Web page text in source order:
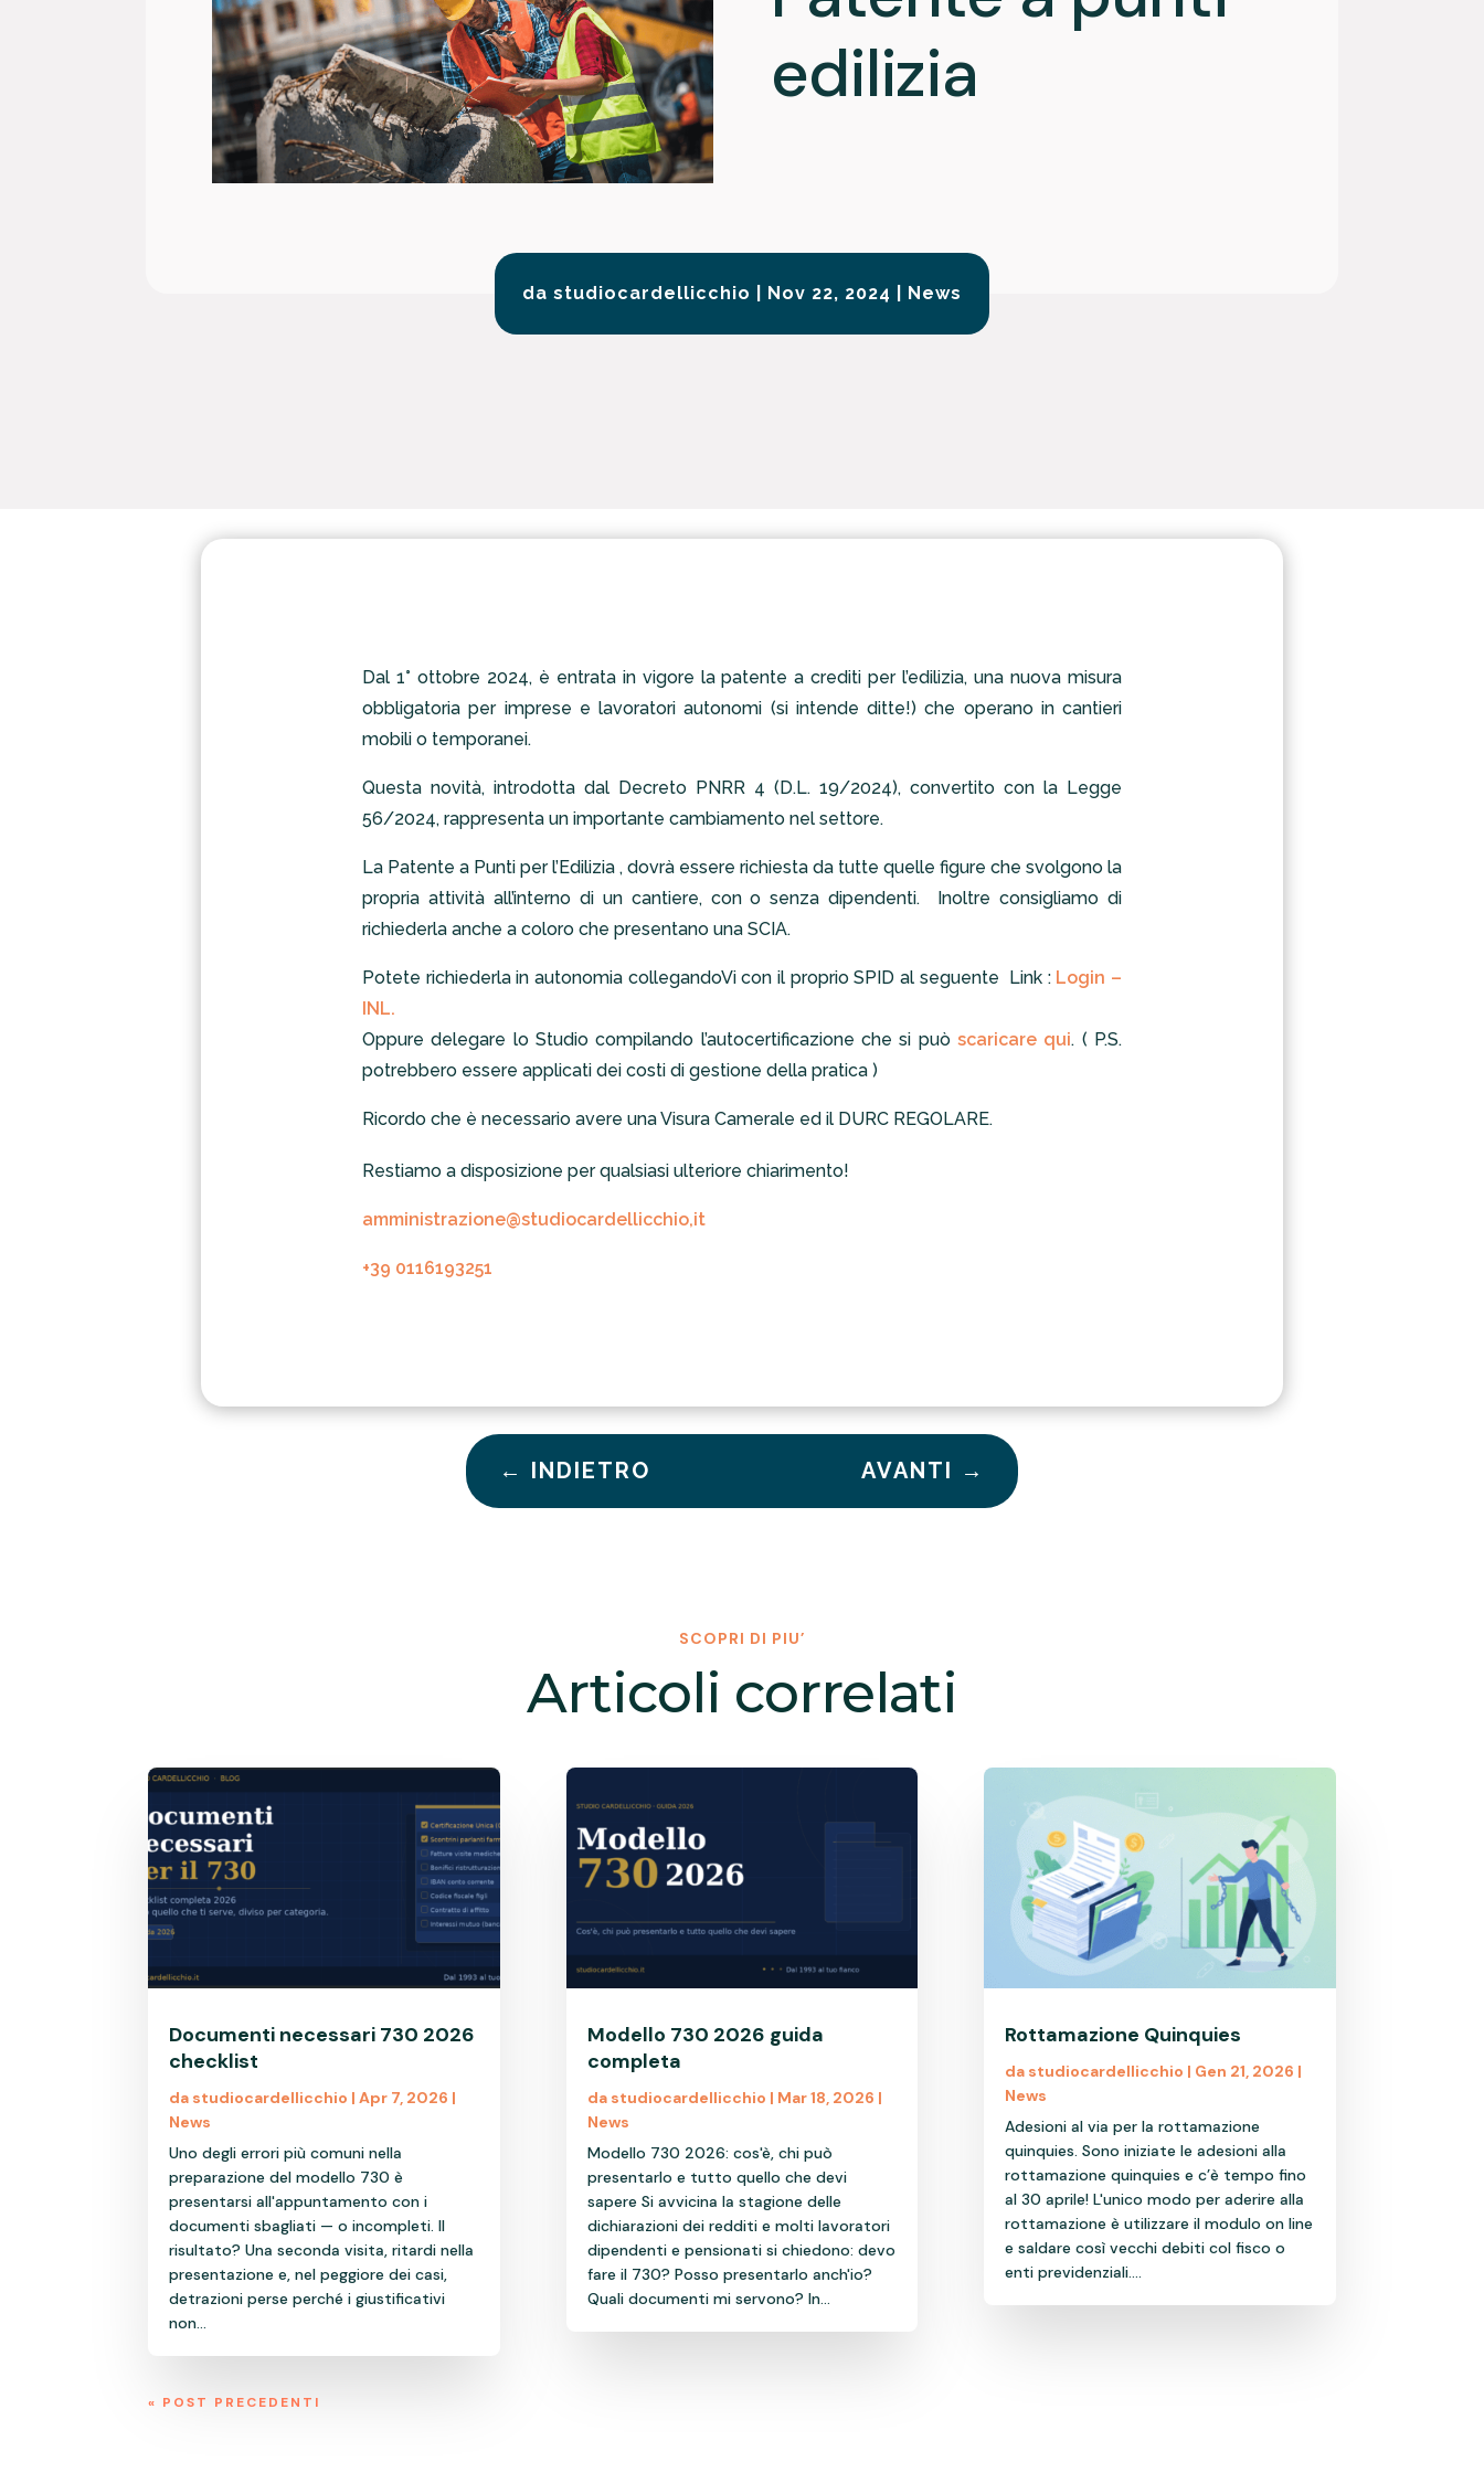
edilizia
da studiocardellicchio Nov 22, 2024 News
Dal 1° ottobre 2024, è entrata in vigore la patente a crediti per l’edilizia, una nuova misura
obbligatoria per imprese e lavoratori autonomi (si intende ditte!) che operano in cantieri
mobili o temporanei.
Questa novità, introdotta dal Decreto PNRR 4 (D.L. 19/2024), convertito con la Legge
56/2024, rappresenta un importante cambiamento nel settore.
La Patente a Punti per l’Edilizia , dovrà essere richiesta da tutte quelle figure che svolgono la
propria attività all’interno di un cantiere, con o senza dipendenti. Inoltre consigliamo di
richiederla anche a coloro che presentano una SCIA.
Potete richiederla in autonomia collegandoVi con il proprio SPID al seguente Link : Login –
INL.
Oppure delegare lo Studio compilando l’autocertificazione che si può scaricare qui. ( P.S.
potrebbero essere applicati dei costi di gestione della pratica )
Ricordo che è necessario avere una Visura Camerale ed il DURC REGOLARE.
Restiamo a disposizione per qualsiasi ulteriore chiarimento!
amministrazione@studiocardellicchio,it
+39 0116193251
← INDIETRO AVANTI →
SCOPRI DI PIU’
Articoli correlati
Documenti necessari 730 2026
checklist
da studiocardellicchio |Apr 7, 2026 |
News
Uno degli errori più comuni nella
preparazione del modello 730 è
presentarsi all'appuntamento con i
documenti sbagliati — o incompleti. Il
risultato? Una seconda visita, ritardi nella
presentazione e, nel peggiore dei casi,
detrazioni perse perché i giustificativi
non...
Modello 730 2026 guida
completa
da studiocardellicchio | Mar 18, 2026 |
News
Modello 730 2026: cos'è, chi può
presentarlo e tutto quello che devi
sapere Si avvicina la stagione delle
dichiarazioni dei redditi e molti lavoratori
dipendenti e pensionati si chiedono: devo
fare il 730? Posso presentarlo anch'io?
Quali documenti mi servono? In...
Rottamazione Quinquies
da studiocardellicchio | Gen 21, 2026 |
News
Adesioni al via per la rottamazione
quinquies. Sono iniziate le adesioni alla
rottamazione quinquies e c’è tempo fino
al 30 aprile! L'unico modo per aderire alla
rottamazione è utilizzare il modulo on line
e saldare così vecchi debiti col fisco o
enti previdenziali....
« POST PRECEDENTI